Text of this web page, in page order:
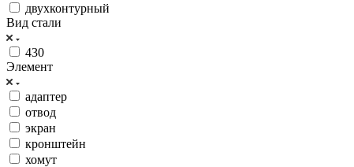
двухконтурный
Вид стали
430
Элемент
адаптер
отвод
экран
кронштейн
хомут